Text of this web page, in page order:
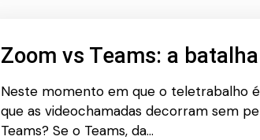
Zoom vs Teams: a
Neste momento em que o teletrabalho
que as videochamadas decorram sem
Teams? Se o Teams, da…